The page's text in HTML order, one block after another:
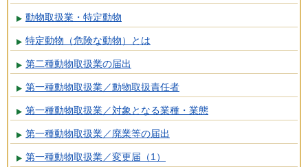
動物取扱業・特定動物
特定動物（危険な動物）とは
第二種動物取扱業の届出
第一種動物取扱業／動物取扱責任者
第一種動物取扱業／対象となる業種・業態
第一種動物取扱業／廃業等の届出
第一種動物取扱業／変更届（1）